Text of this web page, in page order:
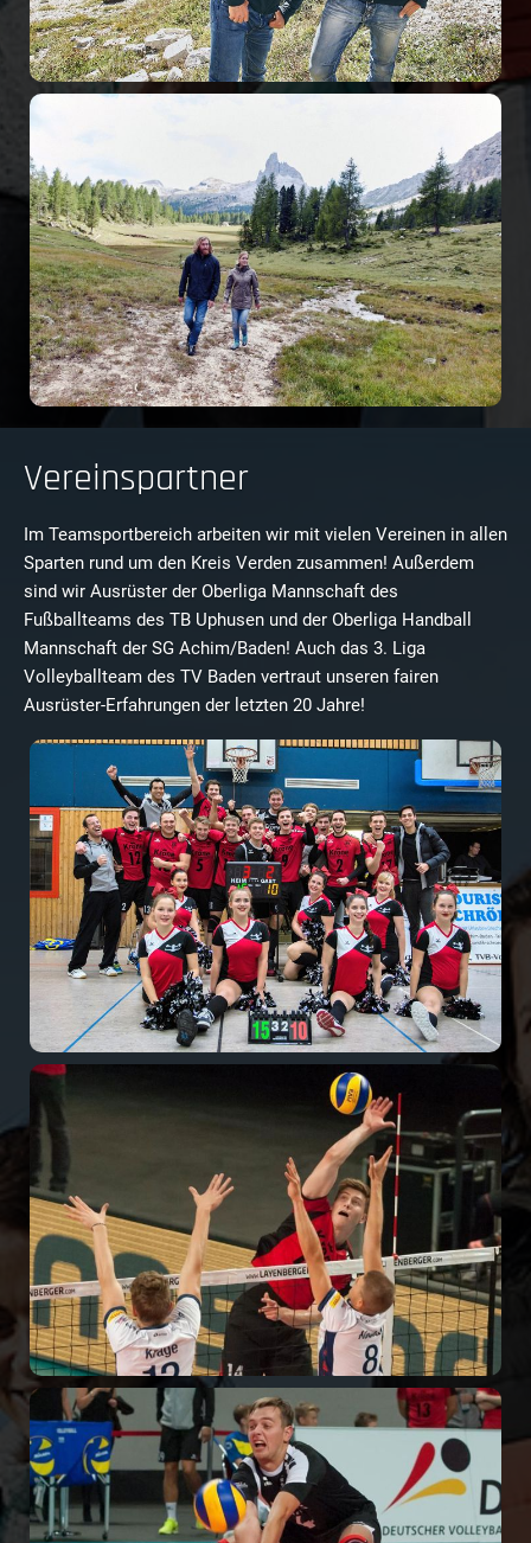
Vereinspartner
Im Teamsportbereich arbeiten wir mit vielen Vereinen in allen
Sparten rund um den Kreis Verden zusammen! Außerdem
sind wir Ausrüster der Oberliga Mannschaft des
Fußballteams des TB Uphusen und der Oberliga Handball
Mannschaft der SG Achim/Baden! Auch das 3. Liga
Volleyballteam des TV Baden vertraut unseren fairen
Ausrüster-Erfahrungen der letzten 20 Jahre!